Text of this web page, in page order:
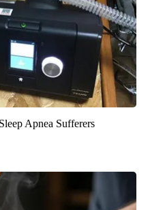
Apnea Sufferers